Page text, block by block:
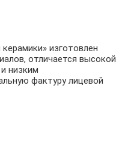
изготовлен
отличается высокой
низким
фактуру лицевой